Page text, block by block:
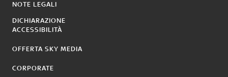
NOTE LEGALI
DICHIARAZIONE
ACCESSIBILITÀ
OFFERTA SKY MEDIA
CORPORATE